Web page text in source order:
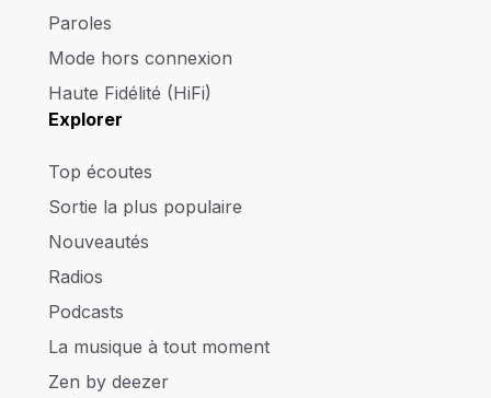
Paroles
Mode hors connexion
Haute Fidélité (HiFi)
Explorer
Top écoutes
Sortie la plus populaire
Nouveautés
Radios
Podcasts
La musique à tout moment
Zen by deezer